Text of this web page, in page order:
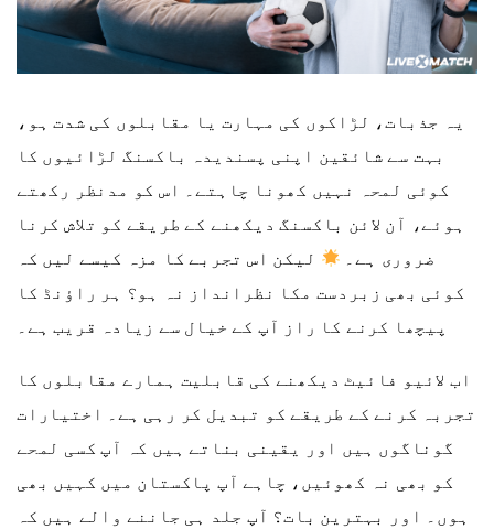
یہ جذبات، لڑاکوں کی مہارت یا مقابلوں کی شدت ہو،
بہت سے شائقین اپنی پسندیدہ باکسنگ لڑائیوں کا
کوئی لمحہ نہیں کھونا چاہتے۔ اس کو مدنظر رکھتے
ہوئے، آن لائن باکسنگ دیکھنے کے طریقے کو تلاش کرنا
ضروری ہے۔
لیکن اس تجربے کا مزہ کیسے لیں کہ
کوئی بھی زبردست مکا نظرانداز نہ ہو؟ ہر راؤنڈ کا
پیچھا کرنے کا راز آپ کے خیال سے زیادہ قریب ہے۔
اب لائیو فائیٹ دیکھنے کی قابلیت ہمارے مقابلوں کا
تجربہ کرنے کے طریقے کو تبدیل کر رہی ہے۔ اختیارات
گوناگوں ہیں اور یقینی بناتے ہیں کہ آپ کسی لمحے
کو بھی نہ کھوئیں، چاہے آپ پاکستان میں کہیں بھی
ہوں۔ اور بہترین بات؟ آپ جلد ہی جاننے والے ہیں کہ